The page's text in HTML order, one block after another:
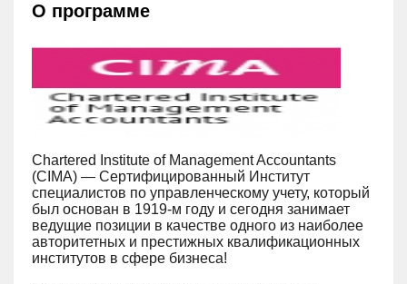
О программе
Chartered Institute of Management Accountants
(CIMA) — Сертифицированный Институт
специалистов по управленческому учету, который
был основан в 1919-м году и сегодня занимает
ведущие позиции в качестве одного из наиболее
авторитетных и престижных квалификационных
институтов в сфере бизнеса!